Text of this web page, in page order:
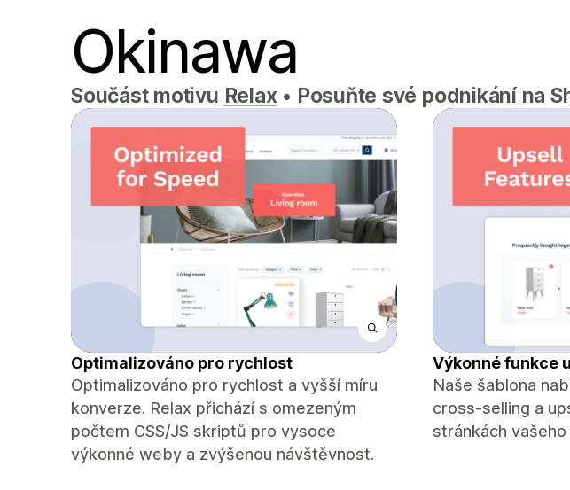
Okinawa
Součást motivu Relax • Posuňte své podnikání na
Optimalizováno pro rychlost
Optimalizováno pro rychlost a vyšší míru
konverze. Relax přichází s omezeným
počtem CSS/JS skriptů pro vysoce
výkonné weby a zvýšenou návštěvnost.
Výkonné funkce
Naše šablona
cross-selling a
stránkách